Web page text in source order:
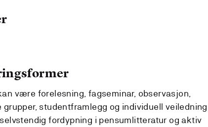
være forelesning, fagseminar, observasjon,
studentframlegg og individuell veiledning.
fordypning i pensumlitteratur og aktiv